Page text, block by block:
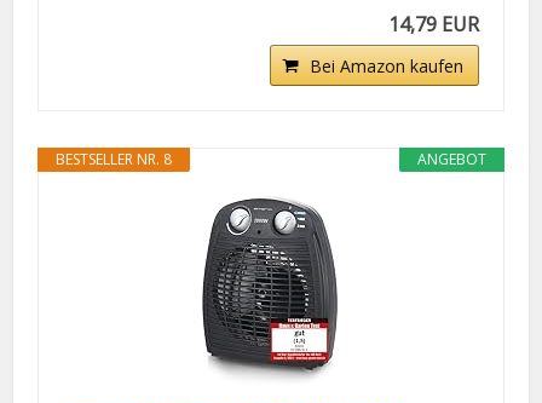
14,79 EUR
Bei Amazon kaufen
ANGEBOT
BESTSELLER NR. 8